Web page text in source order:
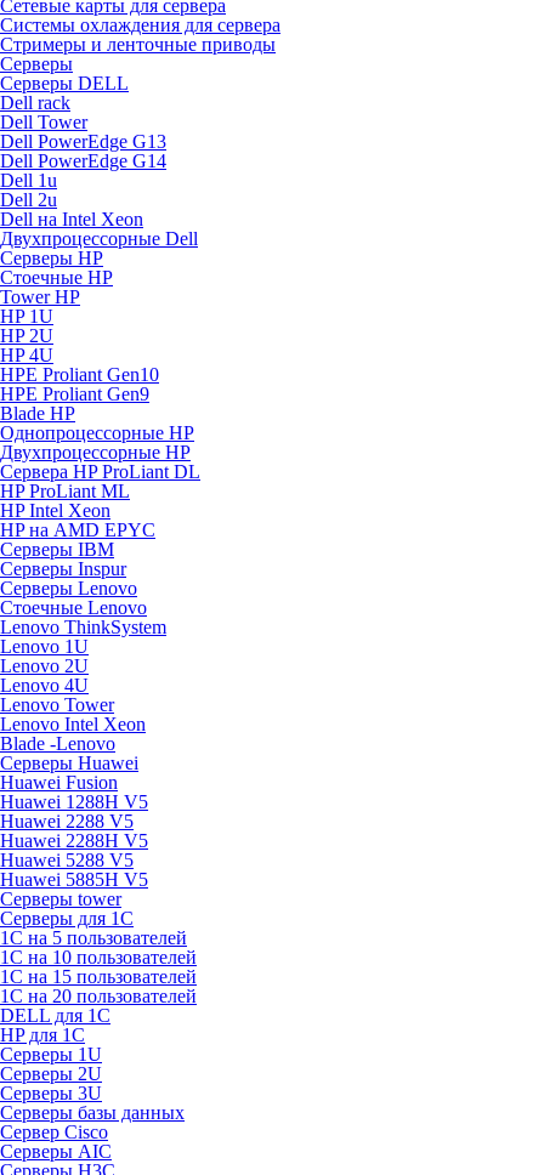
Сетевые карты для сервера
Системы охлаждения для сервера
Стримеры и ленточные приводы
Серверы
Серверы DELL
Dell rack
Dell Tower
Dell PowerEdge G13
Dell PowerEdge G14
Dell 1u
Dell 2u
Dell на Intel Xeon
Двухпроцессорные Dell
Серверы HP
Стоечные HP
Tower HP
HP 1U
HP 2U
HP 4U
HPE Proliant Gen10
HPE Proliant Gen9
Blade HP
Однопроцессорные HP
Двухпроцессорные HP
Сервера HP ProLiant DL
HP ProLiant ML
HP Intel Xeon
HP на AMD EPYC
Серверы IBM
Серверы Inspur
Серверы Lenovo
Стоечные Lenovo
Lenovo ThinkSystem
Lenovo 1U
Lenovo 2U
Lenovo 4U
Lenovo Tower
Lenovo Intel Xeon
Blade -Lenovo
Серверы Huawei
Huawei Fusion
Huawei 1288H V5
Huawei 2288 V5
Huawei 2288H V5
Huawei 5288 V5
Huawei 5885H V5
Серверы tower
Серверы для 1C
1С на 5 пользователей
1С на 10 пользователей
1С на 15 пользователей
1С на 20 пользователей
DELL для 1С
HP для 1С
Серверы 1U
Серверы 2U
Серверы 3U
Серверы базы данных
Сервер Cisco
Серверы AIC
Серверы H3C